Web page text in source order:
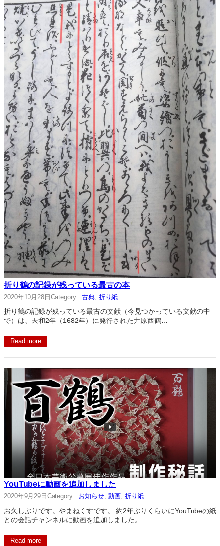
折り鶴の記録が残っている最古の本
2020年10月28日 Category : 古典 折り紙
折り鶴の記録が残っている最古の文献（今見つかっている文献の中
で）は、天和2年（1682年）に発行された井原西鶴…
Read more
YouTubeに動画を追加しました
2020年9月29日 Category : お知らせ, 動画, 折り紙
お久しぶりです。やまねくすです。 約2年ぶりくらいにYouTubeの紙
との会話チャンネルに動画を追加しました。…
Read more